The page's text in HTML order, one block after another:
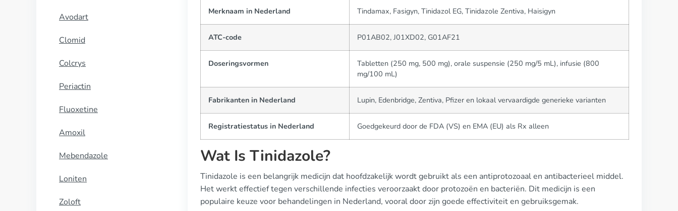
Avodart
Clomid
Colcrys
Periactin
Fluoxetine
Amoxil
Mebendazole
Loniten
Zoloft
Merknaam in Nederland Tindamax, Fasigyn, Tinidazol EG, Tinidazole Zentiva, Haisigyn
ATC-code P01AB02, J01XD02, G01AF21
Doseringsvormen
Tabletten (250 mg, 500 mg), orale suspensie (250 mg/5 mL), infusie (800
mg/100 mL)
Fabrikanten in Nederland Lupin, Edenbridge, Zentiva, Pfizer en lokaal vervaardigde generieke varianten
Registratiestatus in Nederland Goedgekeurd door de FDA (VS) en EMA (EU) als Rx alleen
Wat Is Tinidazole?
Tinidazole is een belangrijk medicijn dat hoofdzakelijk wordt gebruikt als een antiprotozoaal en antibacterieel middel.
Het werkt effectief tegen verschillende infecties veroorzaakt door protozoën en bacteriën. Dit medicijn is een
populaire keuze voor behandelingen in Nederland, vooral door zijn goede effectiviteit en gebruiksgemak.